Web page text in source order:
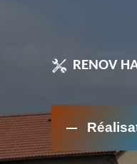
RENOV